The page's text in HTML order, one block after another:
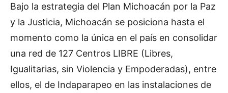
Bajo la estrategia del Plan Michoacán por la Paz
y la Justicia, Michoacán se posiciona hasta el
momento como la única en el país en consolidar
una red de 127 Centros LIBRE (Libres,
Igualitarias, sin Violencia y Empoderadas), entre
ellos, el de Indaparapeo en las instalaciones de